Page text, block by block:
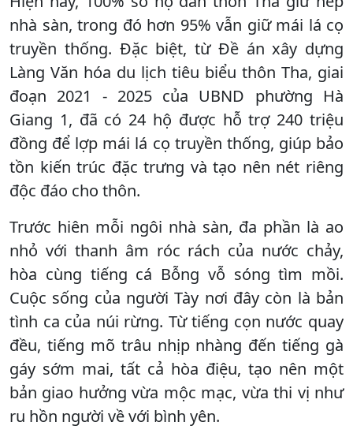
nhà sàn, trong đó hơn 95% vẫn giữ mái lá cọ
truyền thống. Đặc biệt, từ Đề án xây dựng
Làng Văn hóa du lịch tiêu biểu thôn Tha, giai
đoạn 2021 - 2025 của UBND phường Hà
Giang 1, đã có 24 hộ được hỗ trợ 240 triệu
đồng để lợp mái lá cọ truyền thống, giúp bảo
tồn kiến trúc đặc trưng và tạo nên nét riêng
độc đáo cho thôn.
Trước hiên mỗi ngôi nhà sàn, đa phần là ao
nhỏ với thanh âm róc rách của nước chảy,
hòa cùng tiếng cá Bỗng vỗ sóng tìm mồi.
Cuộc sống của người Tày nơi đây còn là bản
tình ca của núi rừng. Từ tiếng cọn nước quay
đều, tiếng mõ trâu nhịp nhàng đến tiếng gà
gáy sớm mai, tất cả hòa điệu, tạo nên một
bản giao hưởng vừa mộc mạc, vừa thi vị như
ru hồn người về với bình yên.